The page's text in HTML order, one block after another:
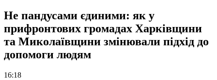
Не пандусами єдиними: як у
прифронтових громадах Харківщини
та Миколаївщини змінювали підхід до
допомоги людям
16:18